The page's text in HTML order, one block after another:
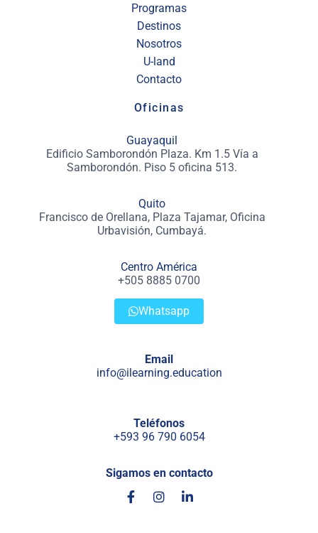
Programas
Destinos
Nosotros
U-land
Contacto
Oficinas
Guayaquil
Edificio Samborondón Plaza. Km 1.5 Vía a
Samborondón. Piso 5 oficina 513.
Quito
Francisco de Orellana, Plaza Tajamar, Oficina
Urbavisión, Cumbayá.
Centro América
+505 8885 0700
Whatsapp
Email
info@ilearning.education
Teléfonos
+593 96 790 6054
Sigamos en contacto